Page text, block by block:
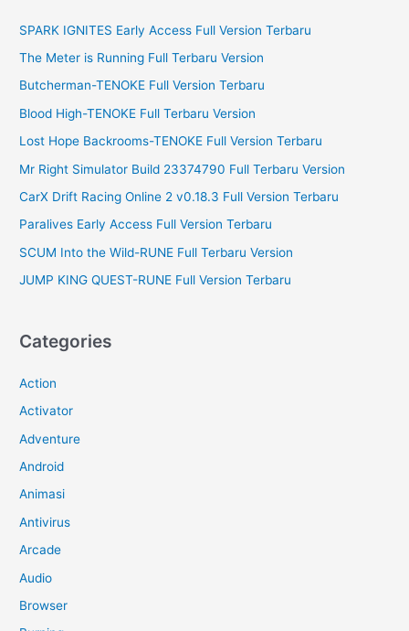
h
f
o
SPARK IGNITES Early Access Full Version Terbaru
The Meter is Running Full Terbaru Version
Butcherman-TENOKE Full Version Terbaru
Blood High-TENOKE Full Terbaru Version
Lost Hope Backrooms-TENOKE Full Version Terbaru
Mr Right Simulator Build 23374790 Full Terbaru Version
CarX Drift Racing Online 2 v0.18.3 Full Version Terbaru
Paralives Early Access Full Version Terbaru
SCUM Into the Wild-RUNE Full Terbaru Version
JUMP KING QUEST-RUNE Full Version Terbaru
Categories
Action
Activator
Adventure
Android
Animasi
Antivirus
Arcade
Audio
Browser